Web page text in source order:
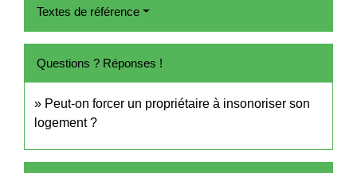
Textes de référence
Questions ? Réponses !
Peut-on forcer un propriétaire à insonoriser son
logement ?